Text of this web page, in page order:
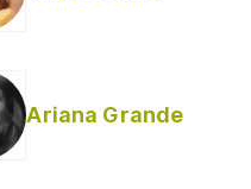
Ariana Grande